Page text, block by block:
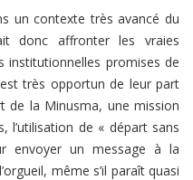
un contexte très avancé du
donc affronter les vraies
institutionnelles promises de
est très opportun de leur part
de la Minusma, une mission
l’utilisation de « départ sans
envoyer un message à la
même s’il paraît quasi